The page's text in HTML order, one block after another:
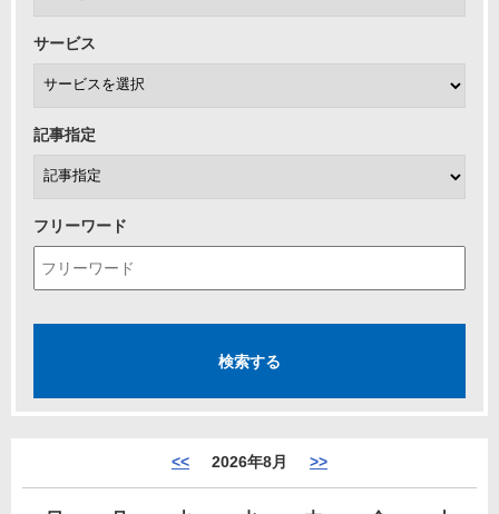
サービス
記事指定
フリーワード
<< 2026年8月 >>